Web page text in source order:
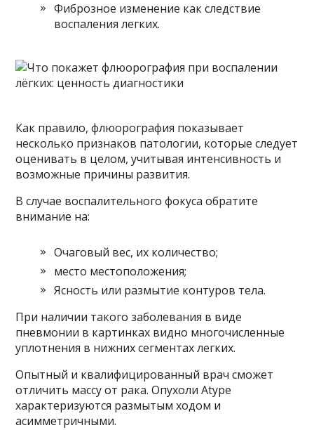
Фиброзное изменение как следствие
воспаления легких.
Как правило, флюорография показывает
несколько признаков патологии, которые следует
оценивать в целом, учитывая интенсивность и
возможные причины развития.
В случае воспалительного фокуса обратите
внимание на:
Очаговый вес, их количество;
место местоположения;
Ясность или размытие контуров тела.
При наличии такого заболевания в виде
пневмонии в картинках видно многочисленные
уплотнения в нижних сегментах легких.
Опытный и квалифицированный врач сможет
отличить массу от рака. Опухоли Atype
характеризуются размытым ходом и
асимметричными.